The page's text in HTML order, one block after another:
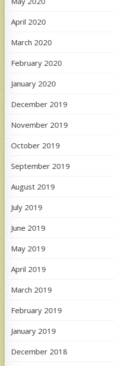
April 2020
March 2020
February 2020
January 2020
December 2019
November 2019
October 2019
September 2019
August 2019
July 2019
June 2019
May 2019
April 2019
March 2019
February 2019
January 2019
December 2018